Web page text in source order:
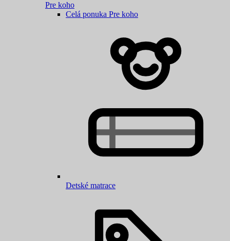
Pre koho
Celá ponuka Pre koho
Detské matrace